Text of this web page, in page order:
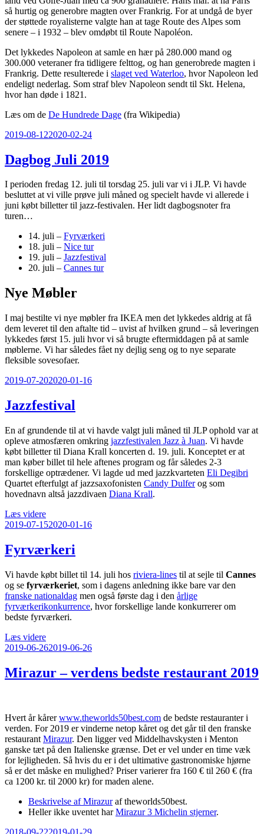
så hurtig og generobre magten over Frankrig. For at undgå de byer
der støttede royalisterne valgte han at tage Route des Alpes som
senere – i 1932 – blev omdøbt til Route Napoléon.
Det lykkedes Napoleon at samle en hær på 280.000 mand og
300.000 veteraner fra tidligere felttog, og han generobrede magten i
Frankrig. Dette resulterede i slaget ved Waterloo, hvor Napoleon led
endeligt nederlag. Som straf blev Napoleon sendt til Skt. Helena,
hvor han døde i 1821.
Læs om de De Hundrede Dage (fra Wikipedia)
Udgivet
2019-08-122020-02-24
Dagbog Juli 2019
I perioden fredag 12. juli til torsdag 25. juli var vi i JLP. Vi havde
besluttet at vi ville prøve juli måned og specielt havde vi allerede i
juni købt billetter til jazz-festivalen. Her lidt dagbogsnoter fra
turen…
14. juli – Fyrværkeri
18. juli – Nice tur
19. juli – Jazzfestival
20. juli – Cannes tur
Nye Møbler
I maj bestilte vi nye møbler fra IKEA men det lykkedes aldrig at få
dem leveret til den aftalte tid – uvist af hvilken grund – så leveringen
lykkedes først 15. juli hvor vi så brugte eftermiddagen på at samle
møblerne. Vi har således fået ny dejlig seng og to nye separate
fleksible sovesofaer.
Udgivet
2019-07-202020-01-16
Jazzfestival
En af grundende til at vi havde valgt juli måned til JLP ophold var at
opleve atmosfæren omkring jazzfestivalen Jazz à Juan. Vi havde
købt billetter til Diana Krall koncerten d. 19. juli. Konceptet er at
man køber billet til hele aftenes program og får således 2-3
forskellige optrædener. Vi lagde ud med jazzkvarteten Eli Degibri
Quartet efterfulgt af jazzsaxofonisten Candy Dulferog som
hovednavn altså jazzdivaen Diana Krall.
Læs videre“Jazzfestival”
Udgivet
2019-07-152020-01-16
Fyrværkeri
Vi havde købt billet til 14. juli hos riviera-lines til at sejle til Cannes
og se fyrværkeriet, som i dagens anledning ikke bare var den
franske nationaldag men også første dag i den årlige
fyrværkerikonkurrence, hvor forskellige lande konkurrerer om
bedste fyrværkeri.
Læs videre“Fyrværkeri”
Udgivet
2019-06-262019-06-26
Mirazur – verdens bedste restaurant 2019
Hvert år kårerwww.theworlds50best.com de bedste restauranter i
verden. For 2019 er vinderne netop kåret og det går til den franske
restaurant Mirazur. Den ligger ved Middelhavskysten i Menton
ganske tæt på den Italienske grænse. Det er vel under en time væk
for lejligheden. Så hvis du er i det ultimative gastronomiske hjørne
så er det måske en mulighed? Priser varierer fra 160 € til 260 € (fra
ca 1200 kr. til 2000 kr) for maden alene.
Beskrivelse af Mirazuraf theworlds50best.
Heller ikke uventet harMirazur 3 Michelin stjerner.
Udgivet
2018-09-222019-01-29